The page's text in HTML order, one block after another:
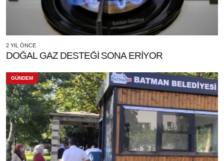
2 YIL ÖNCE
DOĞAL GAZ DESTEĞİ SONA ERİYOR
GÜNDEM